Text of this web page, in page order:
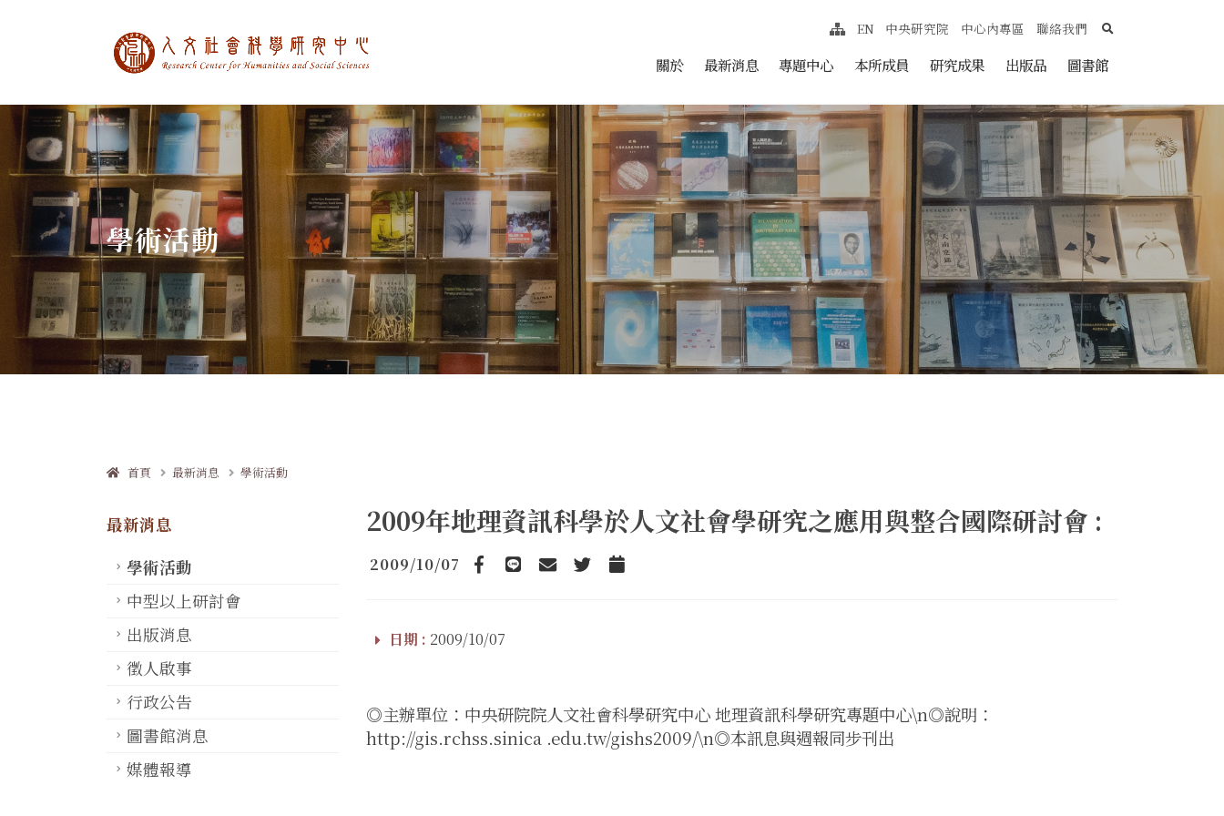
中央研究院人文社會科學研究中心 跳至中央區塊/Main Content
關於 最新消息 專題中心 本所成員 研究成果 出版品 圖書館
網站導覽
EN 中央研究院 中心內專區 聯絡我們 search
學術活動
首頁 最新消息 學術活動
最新消息
學術活動
中型以上研討會
出版消息
徵人啟事
行政公告
圖書館消息
媒體報導
2009年地理資訊科學於人文社會學研究之應用與整合國際研討會 :
2009/10/07
Facebook
line emailTwitterAdd to Calendar
日期 : 2009/10/07
◎主辦單位：中央研院院人文社會科學研究中心 地理資訊科學研究專題中心\n◎說明：
http://gis.rchss.sinica .edu.tw/gishs2009/\n◎本訊息與週報同步刊出